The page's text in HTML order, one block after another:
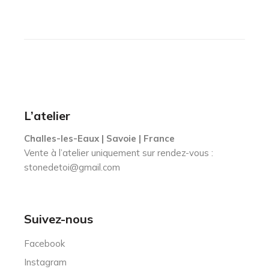
L’atelier
Challes-les-Eaux | Savoie | France
Vente à l’atelier uniquement sur rendez-vous :
stonedetoi@gmail.com
Suivez-nous
Facebook
Instagram